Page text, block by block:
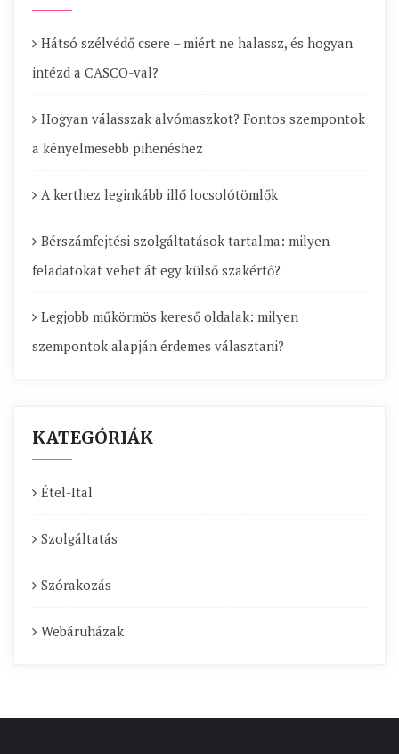
Hátsó szélvédő csere – miért ne halassz, és hogyan
intézd a CASCO-val?
Hogyan válasszak alvómaszkot? Fontos szempontok
a kényelmesebb pihenéshez
A kerthez leginkább illő locsolótömlők
Bérszámfejtési szolgáltatások tartalma: milyen
feladatokat vehet át egy külső szakértő?
Legjobb műkörmös kereső oldalak: milyen
szempontok alapján érdemes választani?
KATEGÓRIÁK
Étel-Ital
Szolgáltatás
Szórakozás
Webáruházak